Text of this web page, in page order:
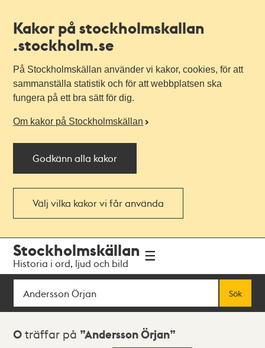
Kakor på stockholmskallan
.stockholm.se
På Stockholmskällan använder vi kakor, cookies, för att
sammanställa statistik och för att webbplatsen ska
fungera på ett bra sätt för dig.
Om kakor på Stockholmskällan
Godkänn alla kakor
Välj vilka kakor vi får använda
navigationen
huvudinnehållet
Stockholmskällan
Historia i ord, ljud och bild
Sök
Sök
Sökresultat
0 träffar på Andersson Örjan